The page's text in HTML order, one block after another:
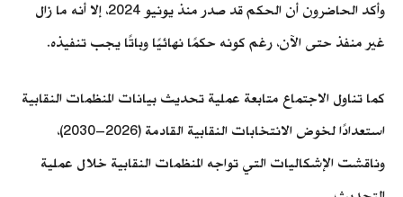
وأكد الحاضرون أن الحكم قد صدر منذ يونيو 2024، إلا أنه ما زال
غير منفذ حتى الآن، رغم كونه حكمًا نهائيًا وباتًا يجب تنفيذه.
كما تناول الاجتماع متابعة عملية تحديث بيانات المنظمات النقابية
استعدادًا لخوض الانتخابات النقابية القادمة (2026–2030)،
وناقشت الإشكاليات التي تواجه المنظمات النقابية خلال عملية